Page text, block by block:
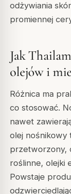
odżywiania
promiennej
Jak
olejów i
Różnica ma
co stosować.
nawet
olej nośnikowy
przetworzony,
roślinne, olejki
Powstaje